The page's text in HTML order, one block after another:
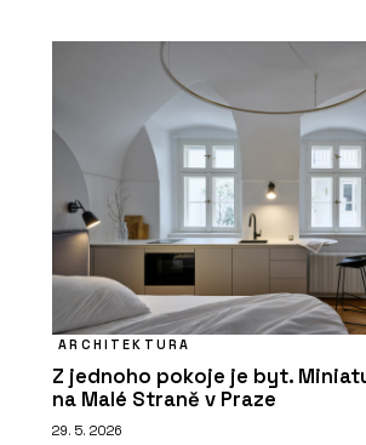
ARCHITEKTURA
Z jednoho pokoje je byt.
na Malé Straně v Praze
29. 5. 2026